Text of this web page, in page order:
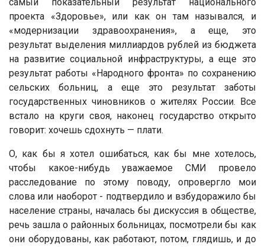
проекта «Здоровье», или как он там назывался, и
«модернизации здравоохранения», а еще, это
результат выделения миллиардов рублей из бюджета
на развитие социальной инфраструктуры, а еще это
результат работы «Народного фронта» по сохранению
сельских больниц, а еще это результат заботы
государственных чиновников о жителях России. Все
встало на круги своя, наконец государство открыто
говорит: хочешь сдохнуть — плати.
О, как бы я хотел ошибаться, как бы мне хотелось,
чтобы какое-нибудь уважаемое СМИ провело
расследование по этому поводу, опровергло мои
слова или наоборот - подтвердило и взбудоражило бы
население страны, началась бы дискуссия в обществе,
речь зашла о районных больницах, посмотрели бы как
они оборудованы, как работают, потом, глядишь, и до